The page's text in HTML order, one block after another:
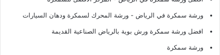
ورشة سمكرة في الرياض - ورشة المحرك لسمكرة ودهان السيارات
افضل ورشة سمكرة ورش بوية بالرياض الصناعية القديمة
ورشة سمكرة